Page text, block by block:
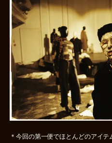
＊今回の第一便でほとんどのアイ